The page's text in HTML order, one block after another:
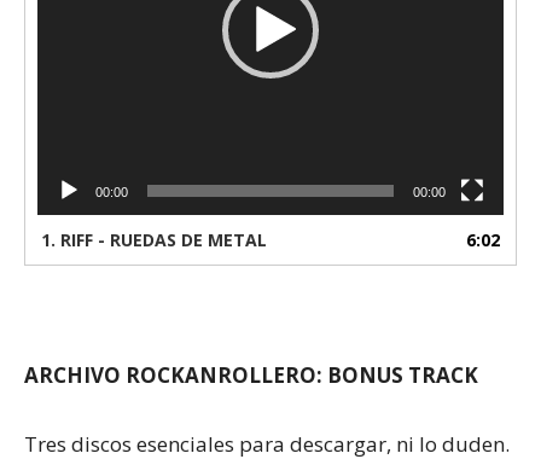
00:00 00:00
1. RIFF - RUEDAS DE METAL 6:02
ARCHIVO ROCKANROLLERO: BONUS TRACK
Tres discos esenciales para descargar, ni lo duden.